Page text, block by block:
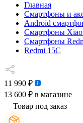
Главная
Смартфоны и
Android
Смартфоны
Смартфоны
Redmi 15C
11 990 ₽
13 600 ₽ в магазине
Товар под заказ